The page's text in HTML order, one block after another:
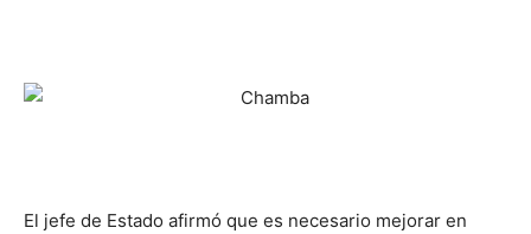
El jefe de Estado afirmó que es necesario mejorar en